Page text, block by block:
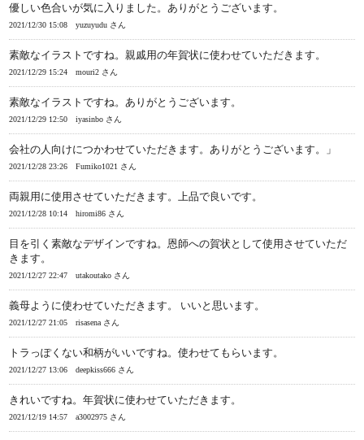
優しい色合いが気に入りました。ありがとうございます。
2021/12/30 15:08 yuzuyudu さん
素敵なイラストですね。親戚用の年賀状に使わせていただきます。
2021/12/29 15:24 mouri2 さん
素敵なイラストですね。ありがとうございます。
2021/12/29 12:50 iyasinbo さん
会社の人向けにつかわせていただきます。ありがとうございます。」
2021/12/28 23:26 Fumiko1021 さん
両親用に使用させていただきます。上品で良いです。
2021/12/28 10:14 hiromi86 さん
目を引く素敵なデザインですね。恩師への賀状として使用させていただ
きます。
2021/12/27 22:47 utakoutako さん
義母ように使わせていただきます。 いいと思います。
2021/12/27 21:05 risasena さん
トラっぽくない和柄がいいですね。使わせてもらいます。
2021/12/27 13:06 deepkiss666 さん
きれいですね。年賀状に使わせていただきます。
2021/12/19 14:57 a3002975 さん